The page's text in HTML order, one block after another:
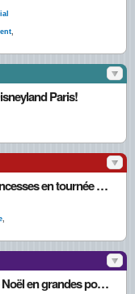
,
Paris!
Disney sur Glace emmène les Rêves de Princesses en tournée dans toute la France
,
Disneyland Resort Paris lance sa saison de Noël en grandes pompes